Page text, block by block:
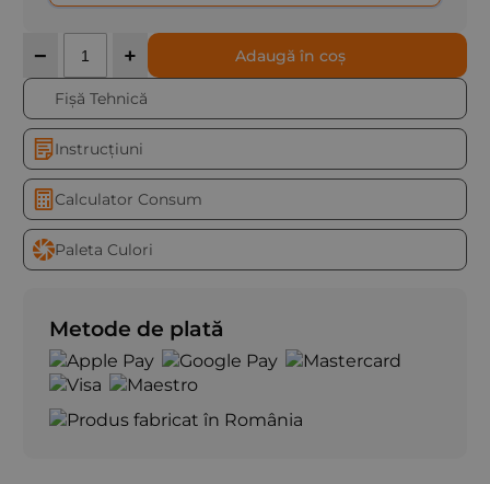
− + Adaugă în coș
Fișă Tehnică
Instrucțiuni
Calculator Consum
Paleta Culori
Metode de plată